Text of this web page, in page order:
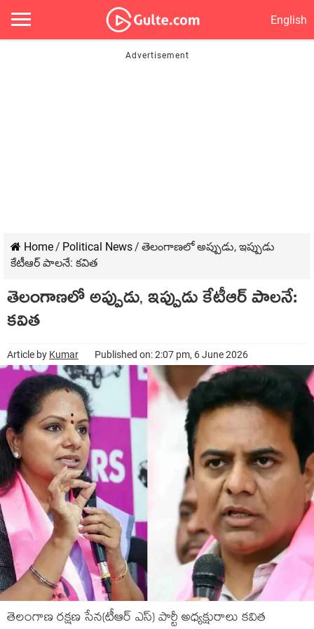
English
Home/ Political News/ తెలంగాణ‌లో అప్పుడు, ఇప్పుడు
కేటీఆర్ పాల‌నే: క‌విత
తెలంగాణ‌లో అప్పుడు, ఇప్పుడు కేటీఆర్ పాల‌నే:
క‌విత
Article by Kumar Published on: 2:07 pm, 6 June 2026
తెలంగాణ ర‌క్ష‌ణ సేన‌(టీఆర్ ఎస్‌) పార్టీ అధ్య‌క్షురాలు క‌విత